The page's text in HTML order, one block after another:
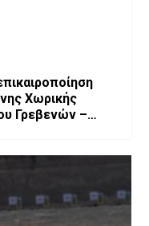
Χωρικής
Γρεβενών –